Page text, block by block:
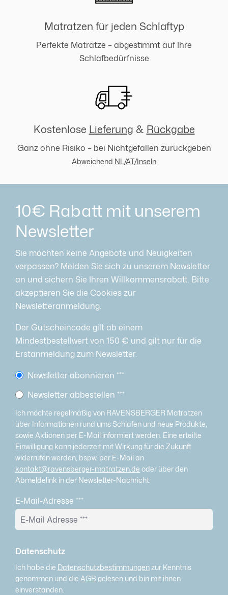
Matratzen für jeden Schlaftyp
Perfekte Matratze – abgestimmt auf Ihre
Schlafbedürfnisse
Kostenlose Lieferung & Rückgabe
Ganz ohne Risiko – bei Nichtgefallen zurückgeben
Abweichend NL/AT/Inseln
10€ Rabatt mit unserem
Newsletter
Sie möchten keine Angebote und Neuigkeiten
verpassen? Melden Sie sich zu unserem Newsletter
an und sichern Sie Ihren Willkommensrabatt. Bitte
akzeptieren Sie die Cookies zur
Newsletteranmeldung.
Der Gutscheincode gilt ab einem
Mindestbestellwert von 150 € und gilt nur für die
Erstanmeldung zum Newsletter.
Newsletter abonnieren ***
Newsletter abbestellen ***
Ich möchte regelmäßig von RAVENSBERGER Matratzen
über Informationen rund ums Schlafen und neue Produkte,
sowie Aktionen per E-Mail informiert werden. Eine erteilte
Einwilligung kann jederzeit mit Wirkung für die Zukunft
widerrufen werden, bspw. per E-Mail an
kontakt@ravensberger-matratzen.de oder über den
Abmeldelink in der Newsletter-Nachricht.
E-Mail-Adresse ***
Datenschutz
Ich habe die Datenschutzbestimmungenzur Kenntnis
genommen und die AGB gelesen und bin mit ihnen
einverstanden.